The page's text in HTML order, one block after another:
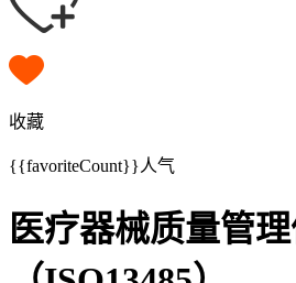
收藏
{{favoriteCount}}人气
医疗器械质量管